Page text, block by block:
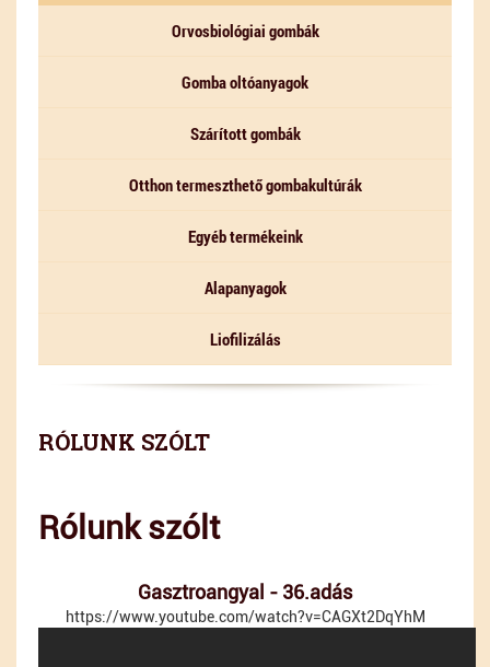
Orvosbiológiai gombák
Gomba oltóanyagok
Szárított gombák
Otthon termeszthető gombakultúrák
Egyéb termékeink
Alapanyagok
Liofilizálás
RÓLUNK SZÓLT
Rólunk szólt
Gasztroangyal - 36.adás
https://www.youtube.com/watch?v=CAGXt2DqYhM